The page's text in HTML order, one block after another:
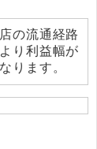
の流通経路
り利益幅が
ります。